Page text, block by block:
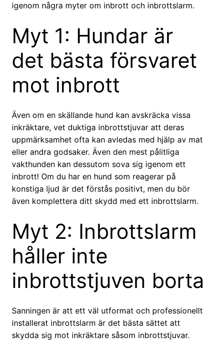
igenom några myter om inbrott och inbrottslarm.
Myt 1: Hundar är
det bästa försvaret
mot inbrott
Även om en skällande hund kan avskräcka vissa
inkräktare, vet duktiga inbrottstjuvar att deras
uppmärksamhet ofta kan avledas med hjälp av mat
eller andra godsaker. Även den mest pålitliga
vakthunden kan dessutom sova sig igenom ett
inbrott! Om du har en hund som reagerar på
konstiga ljud är det förstås positivt, men du bör
även komplettera ditt skydd med ett inbrottslarm.
Myt 2: Inbrottslarm
håller inte
inbrottstjuven borta
Sanningen är att ett väl utformat och professionellt
installerat inbrottslarm är det bästa sättet att
skydda sig mot inkräktare såsom inbrottstjuvar.